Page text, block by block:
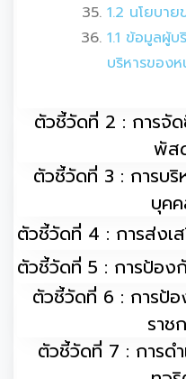
1.2 นโยบา
1.1 ข้อมูลผู้
บริหารของ
ตัวชี้วัดที่ 2 : การจั
พัส
ตัวชี้วัดที่ 3 : การบ
บุค
ตัวชี้วัดที่ 4 : การส่งเ
ตัวชี้วัดที่ 5 : การป้อ
ตัวชี้วัดที่ 6 : การป้
ราช
ตัวชี้วัดที่ 7 : การด